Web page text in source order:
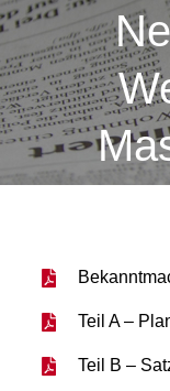
Teil A –
Teil B –